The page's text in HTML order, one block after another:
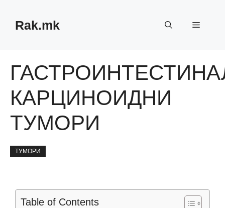
contentRak.mk Menu
КАРЦИНОИДНИ
ТУМОРИ
ТУМОРИ
Table of Contents